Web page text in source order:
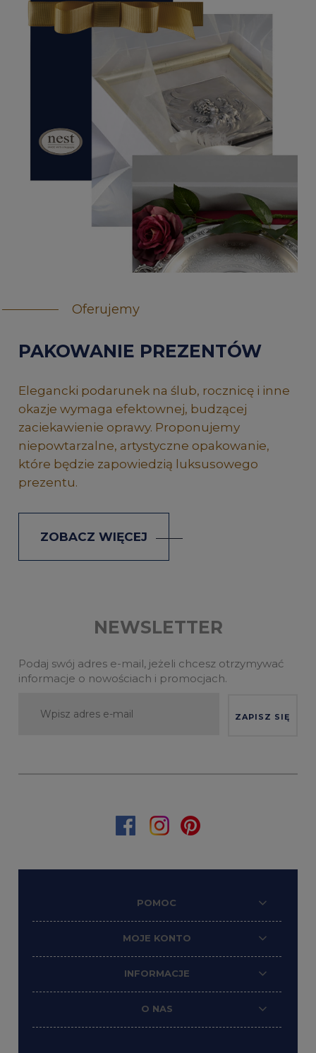
Oferujemy
PAKOWANIE PREZENTÓW
Elegancki podarunek na ślub, rocznicę i inne
okazje wymaga efektownej, budzącej
zaciekawienie oprawy. Proponujemy
niepowtarzalne, artystyczne opakowanie,
które będzie zapowiedzią luksusowego
prezentu.
ZOBACZ WIĘCEJ
NEWSLETTER
Podaj swój adres e-mail, jeżeli chcesz otrzymywać
informacje o nowościach i promocjach.
ZAPISZ SIĘ
POMOC
MOJE KONTO
INFORMACJE
O NAS